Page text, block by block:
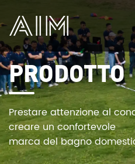
AIM
PRODOTTO
Prestare attenzione al
creare un confortevole
marca del bagno